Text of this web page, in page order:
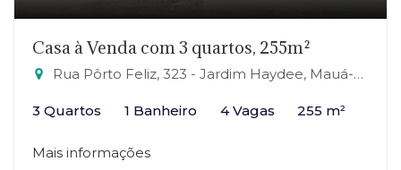
Casa à Venda com 3 quartos, 255m²
Rua Pôrto Feliz, 323 - Jardim Haydee, Mauá-SP
3 Quartos 1 Banheiro 4 Vagas 255 m²
Mais informações